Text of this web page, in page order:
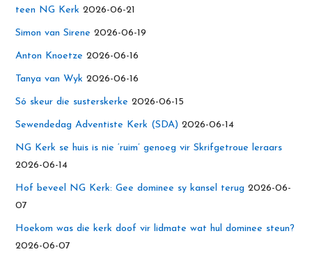
teen NG Kerk 2026-06-21
Simon van Sirene 2026-06-19
Anton Knoetze 2026-06-16
Tanya van Wyk 2026-06-16
Só skeur die susterskerke 2026-06-15
Sewendedag Adventiste Kerk (SDA) 2026-06-14
NG Kerk se huis is nie ‘ruim’ genoeg vir Skrifgetroue leraars
2026-06-14
Hof beveel NG Kerk: Gee dominee sy kansel terug 2026-06-
07
Hoekom was die kerk doof vir lidmate wat hul dominee steun?
2026-06-07